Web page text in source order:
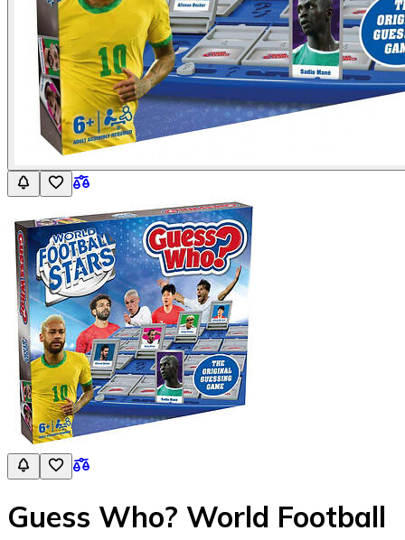
Guess Who? World Football